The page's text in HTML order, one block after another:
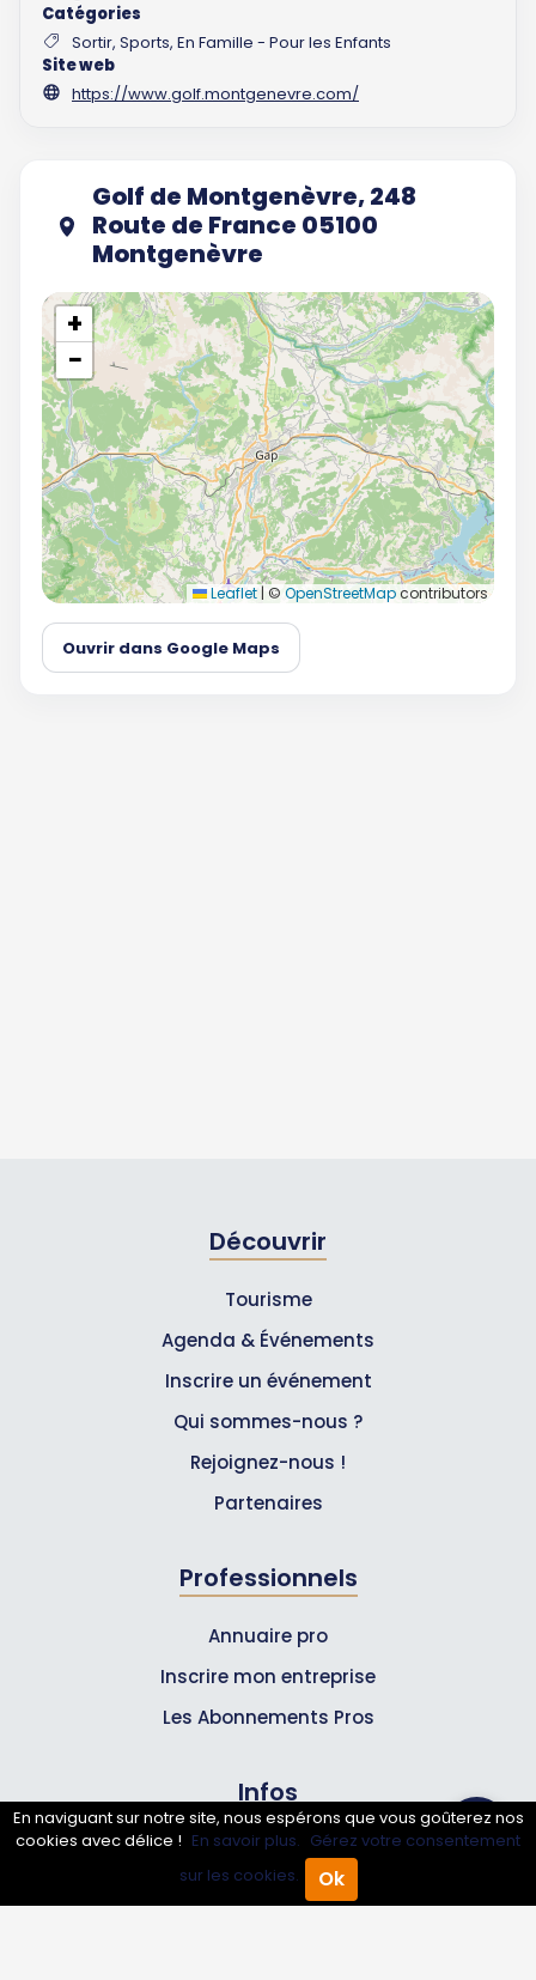
Annuaire Pro Agenda
Catégories
Sortir, Sports, En Famille - Pour les Enfants
Site web
https://www.golf.montgenevre.com/
Golf de Montgenèvre, 248
Route de France 05100
Montgenèvre
+
−
Leaflet | © OpenStreetMapcontributors
Ouvrir dans Google Maps
Découvrir
Tourisme
Agenda & Événements
Inscrire un événement
Qui sommes-nous ?
Rejoignez-nous !
Partenaires
Professionnels
Annuaire pro
Inscrire mon entreprise
Les Abonnements Pros
Infos
Mentions légales et CGV
En naviguant sur notre site, nous espérons que vous goûterez nos
cookies avec délice ! En savoir plus. Gérez votre consentement
sur les cookies.
Ok